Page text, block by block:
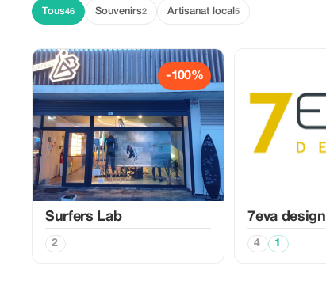
Tous46 Souvenirs2 Artisanat local 5
-100%
Surfers Lab
2
7eva design
4 1